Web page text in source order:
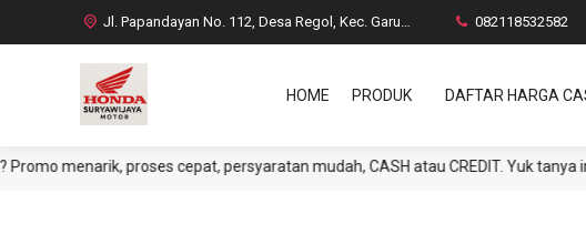
Jl. Papandayan No. 112, Desa Regol, Kec. Garut Kota, Kab. Garut 082118532582
HOME PRODUK DAFTAR HARGA
proses cepat, persyaratan mudah, CASH atau CREDIT. Yuk tanya infonya